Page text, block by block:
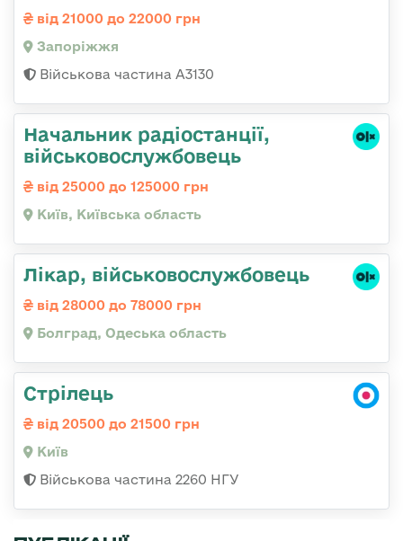
від 21000 до 22000 грн
Запоріжжя
Військова частина А3130
Начальник радіостанції,
військовослужбовець
від 25000 до 125000 грн
Київ, Київська область
Лікар, військовослужбовець
від 28000 до 78000 грн
Болград, Одеська область
Стрілець
від 20500 до 21500 грн
Київ
Військова частина 2260 НГУ